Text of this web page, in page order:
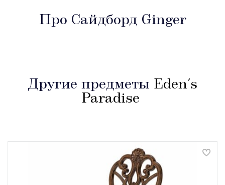
Про Сайдборд Ginger
Другие предметы Eden's
Paradise